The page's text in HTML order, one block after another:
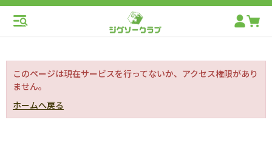
このページは現在サービスを行ってないか、アクセス権限があり
ません。
ホームへ戻る